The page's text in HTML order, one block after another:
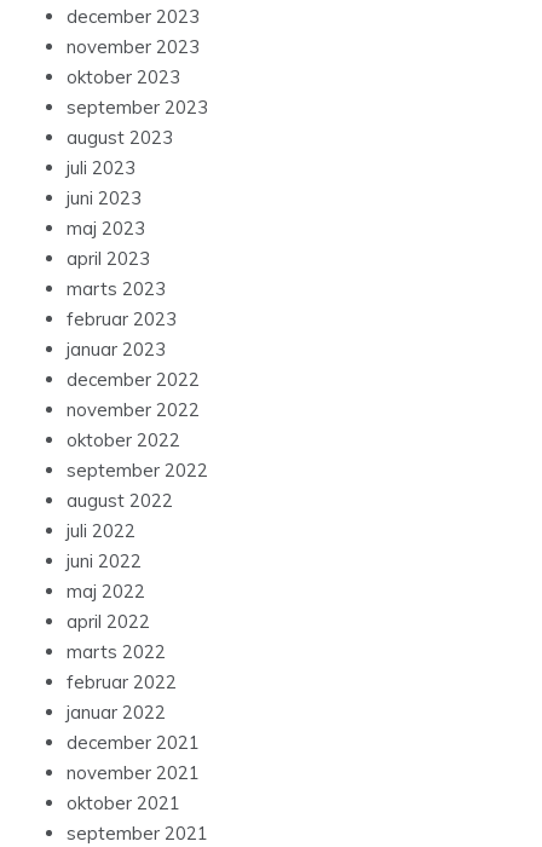
december 2023
november 2023
oktober 2023
september 2023
august 2023
juli 2023
juni 2023
maj 2023
april 2023
marts 2023
februar 2023
januar 2023
december 2022
november 2022
oktober 2022
september 2022
august 2022
juli 2022
juni 2022
maj 2022
april 2022
marts 2022
februar 2022
januar 2022
december 2021
november 2021
oktober 2021
september 2021